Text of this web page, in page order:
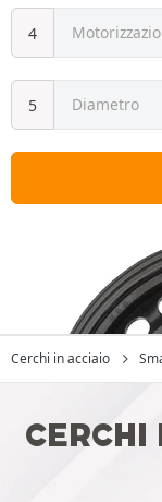
Cerchi in acciaio
CERCHI